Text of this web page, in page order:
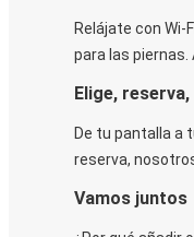
Relájate con
para las piernas.
Elige, reserva,
De tu pantalla a
reserva,
Vamos juntos